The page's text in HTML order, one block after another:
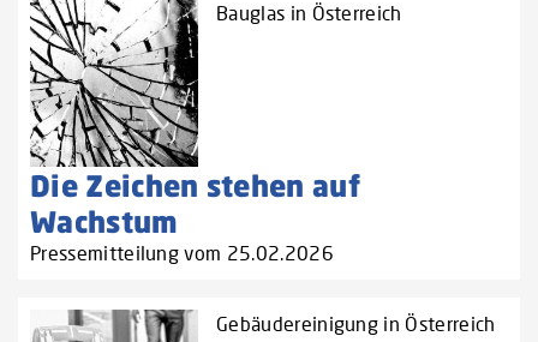
Bauglas in Österreich
Die Zeichen stehen auf
Wachstum
Pressemitteilung vom 25.02.2026
Gebäudereinigung in Österreich